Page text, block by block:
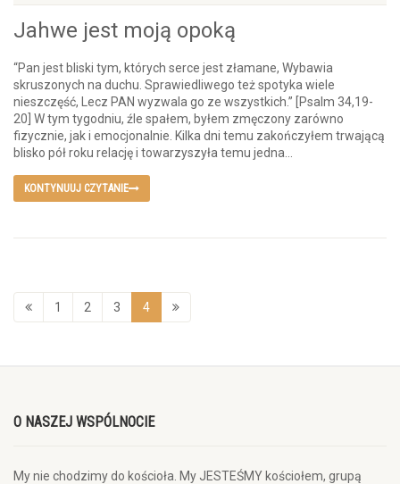
Jahwe jest moją opoką
“Pan jest bliski tym, których serce jest złamane, Wybawia
skruszonych na duchu. Sprawiedliwego też spotyka wiele
nieszczęść, Lecz PAN wyzwala go ze wszystkich.” [Psalm 34,19-
20] W tym tygodniu, źle spałem, byłem zmęczony zarówno
fizycznie, jak i emocjonalnie. Kilka dni temu zakończyłem trwającą
blisko pół roku relację i towarzyszyła temu jedna...
KONTYNUUJ CZYTANIE
1 2 3 4
O NASZEJ WSPÓLNOCIE
My nie chodzimy do kościoła. My JESTEŚMY kościołem, grupą